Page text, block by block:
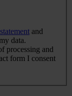
and
data.
processing and
form I consent